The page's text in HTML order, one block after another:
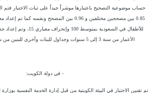
حساب موضوعية التصحيح باعتبارها موشراً جيداً على ثبات الاختبار فتم
0.85 بين مصححين مختلفين و 0.96 بين المصحح ونفسه كما
للأطفال في السعودية بمتوسط 100
الأعمار من سنة 3 إلى 5 سنوات وجداول للبنات وأخرى للبنين من سن 6 إلى سن 15 سنة.
- في دولة الكويت: